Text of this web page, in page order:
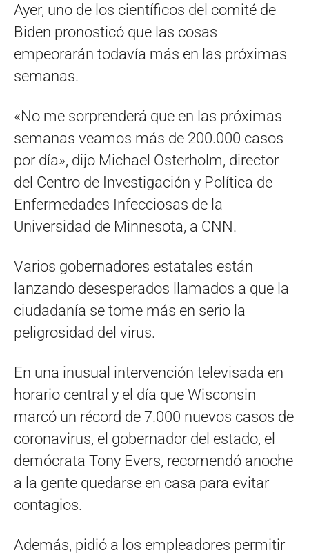
Ayer, uno de los científicos del comité de
Biden pronosticó que las cosas
empeorarán todavía más en las próximas
semanas.
«No me sorprenderá que en las próximas
semanas veamos más de 200.000 casos
por día», dijo Michael Osterholm, director
del Centro de Investigación y Política de
Enfermedades Infecciosas de la
Universidad de Minnesota, a CNN.
Varios gobernadores estatales están
lanzando desesperados llamados a que la
ciudadanía se tome más en serio la
peligrosidad del virus.
En una inusual intervención televisada en
horario central y el día que Wisconsin
marcó un récord de 7.000 nuevos casos de
coronavirus, el gobernador del estado, el
demócrata Tony Evers, recomendó anoche
a la gente quedarse en casa para evitar
contagios.
Además, pidió a los empleadores permitir